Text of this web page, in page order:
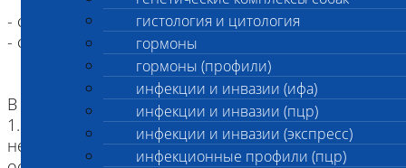
гистология и цитология
гормоны
гормоны (профили)
инфекции и инвазии (ифа)
инфекции и инвазии (пцр)
инфекции и инвазии (экспресс)
инфекционные профили (пцр)
- сельско-хозяйственные животные,
- сельско-хозяйственная птицы
В данное исследование входит:
1. Заключение по результатам вскрытия о
непосредственной причине смерти с указанием